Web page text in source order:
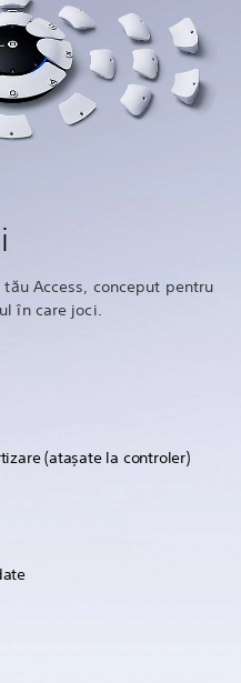
Access, conceput pentru
în care joci.
(atașate la controler)